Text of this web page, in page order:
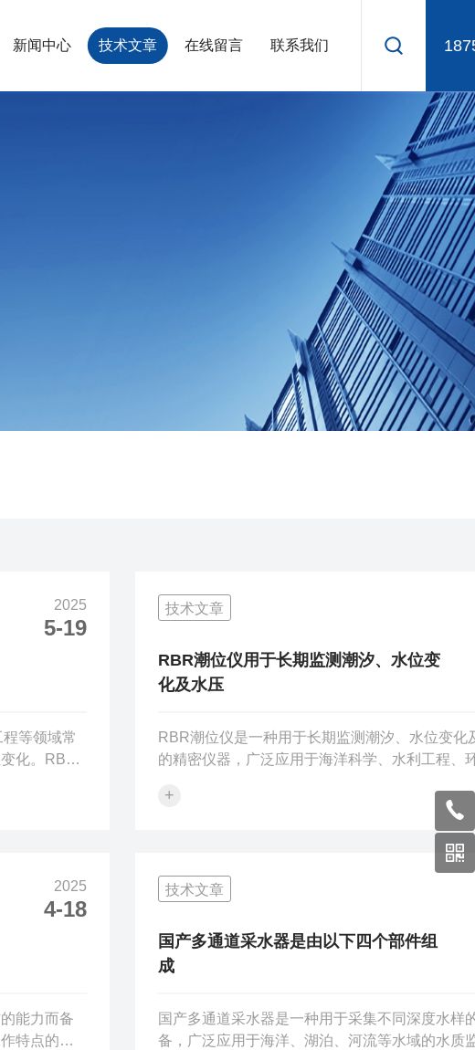
新闻中心 技术文章 在线留言 联系我们
2025
5-19
等领域常
化。RBR
合金外
卡，适合无
输。3.附加
技术文章
RBR潮位仪用于长期监测潮汐、水位变
化及水压
RBR潮位仪是一种用于长期监测潮汐、水位变化
的精密仪器，广泛应用于海洋科学、水利工程、
位周期性变化（如半日潮、全日潮），为海洋科
提供数据支持。分析潮汐与气象因素（如风速、
的关系，研究海洋动力学。2.水位预警实时监测
泊、水库的水位变化，预防洪水、风暴潮等灾害
口、码头等区域提供水位信息，保障船舶通航安
在地下水监测中，分析含水层压力变化...
+
2025
4-18
能力而备
特点的详
技术文章
国产多通道采水器是由以下四个部件组
成
国产多通道采水器是一种用于采集不同深度水样
备，广泛应用于海洋、湖泊、河流等水域的水质